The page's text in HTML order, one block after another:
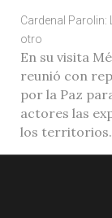
Cardenal Parolin:
otro
En su visita
reunió con
por la Paz
actores las
los